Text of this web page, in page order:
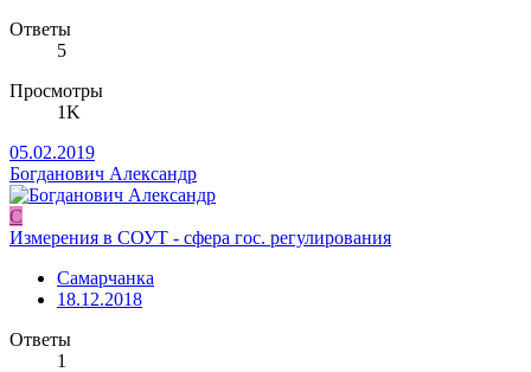
Ответы
5
Просмотры
1K
05.02.2019
Богданович Александр
С
Измерения в СОУТ - сфера гос. регулирования
Самарчанка
18.12.2018
Ответы
1